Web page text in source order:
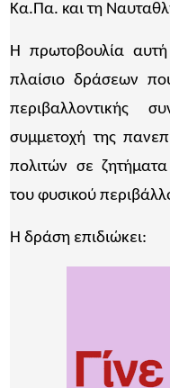
Κα.Πα. και τη
Η πρωτοβουλία
πλαίσιο δράσεων
περιβαλλοντικής
συμμετοχή της
πολιτών σε
του φυσικού
Η δράση επιδιώκει: